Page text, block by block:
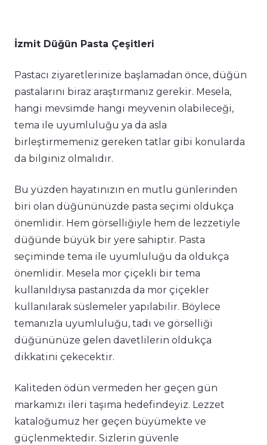
İzmit Düğün Pasta Çeşitleri
Pastacı ziyaretlerinize başlamadan önce, düğün
pastalarını biraz araştırmanız gerekir. Mesela,
hangi mevsimde hangi meyvenin olabileceği,
tema ile uyumluluğu ya da asla
birleştirmemeniz gereken tatlar gibi konularda
da bilginiz olmalıdır.
Bu yüzden hayatınızın en mutlu günlerinden
biri olan düğününüzde pasta seçimi oldukça
önemlidir. Hem görselliğiyle hem de lezzetiyle
düğünde büyük bir yere sahiptir. Pasta
seçiminde tema ile uyumluluğu da oldukça
önemlidir. Mesela mor çiçekli bir tema
kullanıldıysa pastanızda da mor çiçekler
kullanılarak süslemeler yapılabilir. Böylece
temanızla uyumluluğu, tadı ve görselliği
düğününüze gelen davetlilerin oldukça
dikkatini çekecektir.
Kaliteden ödün vermeden her geçen gün
markamızı ileri taşıma hedefindeyiz. Lezzet
kataloğumuz her geçen büyümekte ve
güçlenmektedir. Sizlerin güvenle